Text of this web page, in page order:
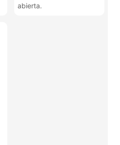
abierta.